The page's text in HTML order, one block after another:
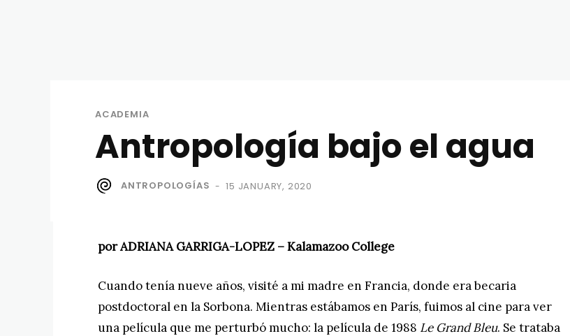
ACADEMIA
Antropología bajo el agua
ANTROPOLOGÍAS - 15 JANUARY, 2020
por ADRIANA GARRIGA-LOPEZ – Kalamazoo College
Cuando tenía nueve años, visité a mi madre en Francia, donde era becaria
postdoctoral en la Sorbona. Mientras estábamos en París, fuimos al cine para ver
una película que me perturbó mucho: la película de 1988 Le Grand Bleu. Se trataba